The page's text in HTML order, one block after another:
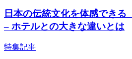
日本の伝統文化を体感できる
– ホテルとの大きな違いとは
特集記事